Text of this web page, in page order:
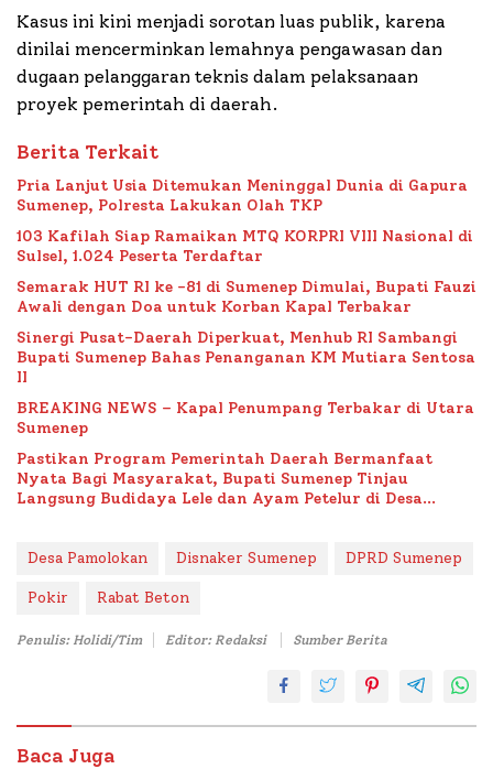
Kasus ini kini menjadi sorotan luas publik, karena
dinilai mencerminkan lemahnya pengawasan dan
dugaan pelanggaran teknis dalam pelaksanaan
proyek pemerintah di daerah.
Berita Terkait
Pria Lanjut Usia Ditemukan Meninggal Dunia di Gapura
Sumenep, Polresta Lakukan Olah TKP
103 Kafilah Siap Ramaikan MTQ KORPRI VIII Nasional di
Sulsel, 1.024 Peserta Terdaftar
Semarak HUT RI ke -81 di Sumenep Dimulai, Bupati Fauzi
Awali dengan Doa untuk Korban Kapal Terbakar
Sinergi Pusat-Daerah Diperkuat, Menhub RI Sambangi
Bupati Sumenep Bahas Penanganan KM Mutiara Sentosa
II
BREAKING NEWS – Kapal Penumpang Terbakar di Utara
Sumenep
Pastikan Program Pemerintah Daerah Bermanfaat
Nyata Bagi Masyarakat, Bupati Sumenep Tinjau
Langsung Budidaya Lele dan Ayam Petelur di Desa
Desa Pamolokan Disnaker Sumenep DPRD Sumenep
Pokir Rabat Beton
Penulis: Holidi/Tim Editor: Redaksi Sumber Berita
Baca Juga